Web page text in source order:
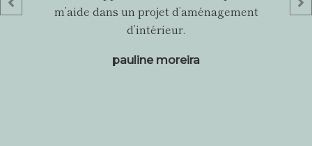
m’aide dans un projet d’aménagement
d’intérieur.
pauline moreira